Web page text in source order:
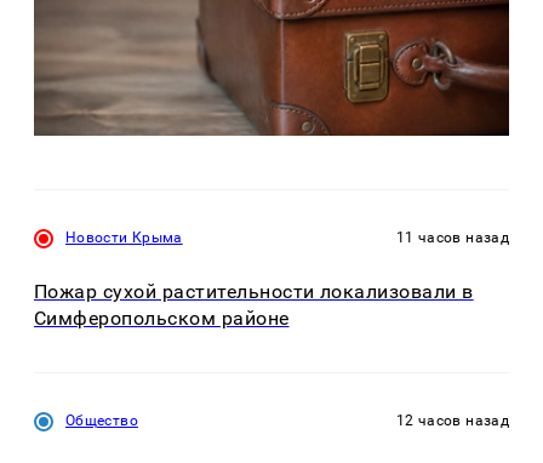
Новости Крыма 11 часов назад
Пожар сухой растительности локализовали в
Симферопольском районе
Общество 12 часов назад